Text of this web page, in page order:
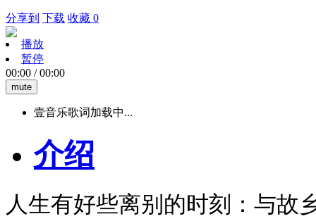
分享到 下载 收藏 0
播放
暂停
00:00 /00:00
mute
壹音乐歌词加载中...
介绍
人生有好些离别的时刻：与故